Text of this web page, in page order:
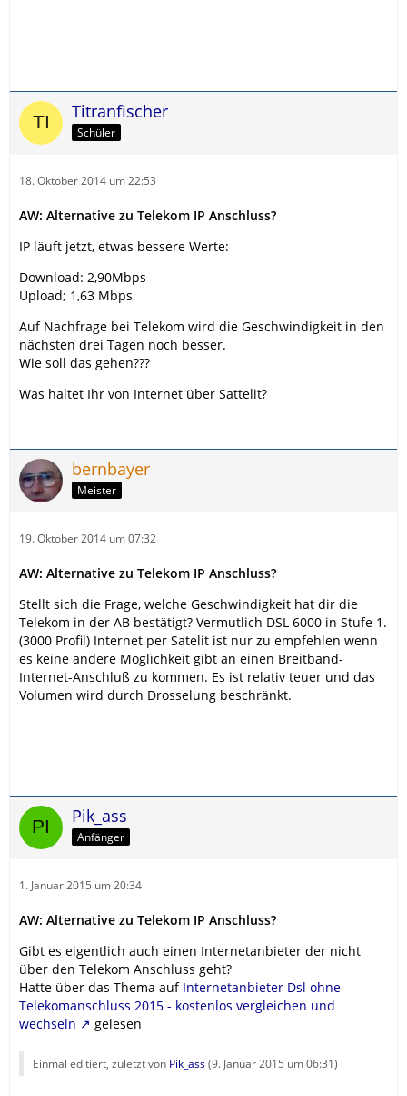
Titranfischer
Schüler
18. Oktober 2014 um 22:53
AW: Alternative zu Telekom IP Anschluss?
IP läuft jetzt, etwas bessere Werte:
Download: 2,90Mbps
Upload; 1,63 Mbps
Auf Nachfrage bei Telekom wird die Geschwindigkeit in den
nächsten drei Tagen noch besser.
Wie soll das gehen???
Was haltet Ihr von Internet über Sattelit?
bernbayer
Meister
19. Oktober 2014 um 07:32
AW: Alternative zu Telekom IP Anschluss?
Stellt sich die Frage, welche Geschwindigkeit hat dir die
Telekom in der AB bestätigt? Vermutlich DSL 6000 in Stufe 1.
(3000 Profil) Internet per Satelit ist nur zu empfehlen wenn
es keine andere Möglichkeit gibt an einen Breitband-
Internet-Anschluß zu kommen. Es ist relativ teuer und das
Volumen wird durch Drosselung beschränkt.
Pik_ass
Anfänger
1. Januar 2015 um 20:34
AW: Alternative zu Telekom IP Anschluss?
Gibt es eigentlich auch einen Internetanbieter der nicht
über den Telekom Anschluss geht?
Hatte über das Thema auf Internetanbieter Dsl ohne
Telekomanschluss 2015 - kostenlos vergleichen und
wechseln
gelesen
Einmal editiert, zuletzt von Pik_ass(9. Januar 2015 um 06:31)